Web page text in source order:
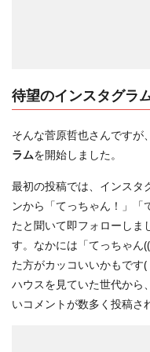
待望のインスタグラ
そんな菅原哲也さんですが
ラムを開始しました。
最初の投稿では、インスタ
ンから「てっちゃん！」「
たと聞いて即フォローしま
す。なかには「てっちゃん
た方がカッコいいかもです(
ハウスを見ていた世代から
いコメントが数多く投稿さ